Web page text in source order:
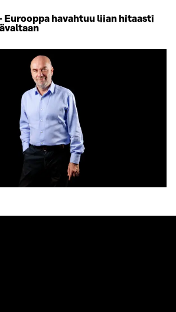
Eurooppa havahtuu liian hitaasti